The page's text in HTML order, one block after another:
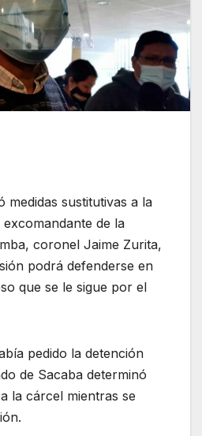
medidas sustitutivas a la
de la
coronel Jaime Zurita,
podrá defenderse en
que se le sigue por el
pedido la detención
de Sacaba determinó
la cárcel mientras se